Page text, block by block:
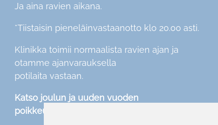
Ja aina ravien aikana.
*Tiistaisin pieneläinvastaanotto klo 20.00 asti.
Klinikka toimii normaalista ravien ajan ja
otamme ajanvarauksella
potilaita vastaan.
Katso joulun ja uuden vuoden
poikkeusaukioloajat